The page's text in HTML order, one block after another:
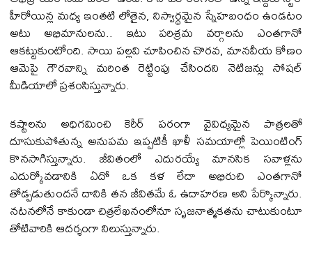
హీరోయిన్ల మధ్య ఇంతటి లోతైన, నిస్వార్థమైన స్నేహబంధం ఉండటం
అటు అభిమానులను.. ఇటు పరిశ్రమ వర్గాలను ఎంతగానో
ఆకట్టుకుంటోంది. సాయి పల్లవి చూపించిన చొరవ, మానవీయ కోణం
ఆమెపై గౌరవాన్ని మరింత రెట్టింపు చేసింద‌ని నెటిజన్లు సోషల్
మీడియాలో ప్రశంసిస్తున్నారు.
కష్టాలను అధిగమించి కెరీర్ పరంగా వైవిధ్యమైన పాత్రలతో
దూసుకుపోతున్న అనుపమ ఇప్పటికీ ఖాళీ సమయాల్లో పెయింటింగ్
కొనసాగిస్తున్నారు. జీవితంలో ఎదురయ్యే మానసిక సవాళ్లను
ఎదుర్కోవడానికి ఏదో ఒక కళ లేదా అభిరుచి ఎంతగానో
తోడ్పడుతుందనే దానికి తన జీవితమే ఓ ఉదాహరణ అని పేర్కొన్నారు.
నటనలోనే కాకుండా చిత్రలేఖనంలోనూ సృజనాత్మకతను చాటుకుంటూ
తోటివారికి ఆదర్శంగా నిలుస్తున్నారు.